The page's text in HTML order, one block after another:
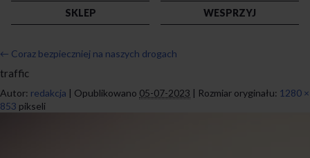
SKLEP
WESPRZYJ
← Coraz bezpieczniej na naszych drogach
traffic
Autor: redakcja | Opublikowano 05-07-2023 | Rozmiar oryginału: 1280 ×
853 pikseli